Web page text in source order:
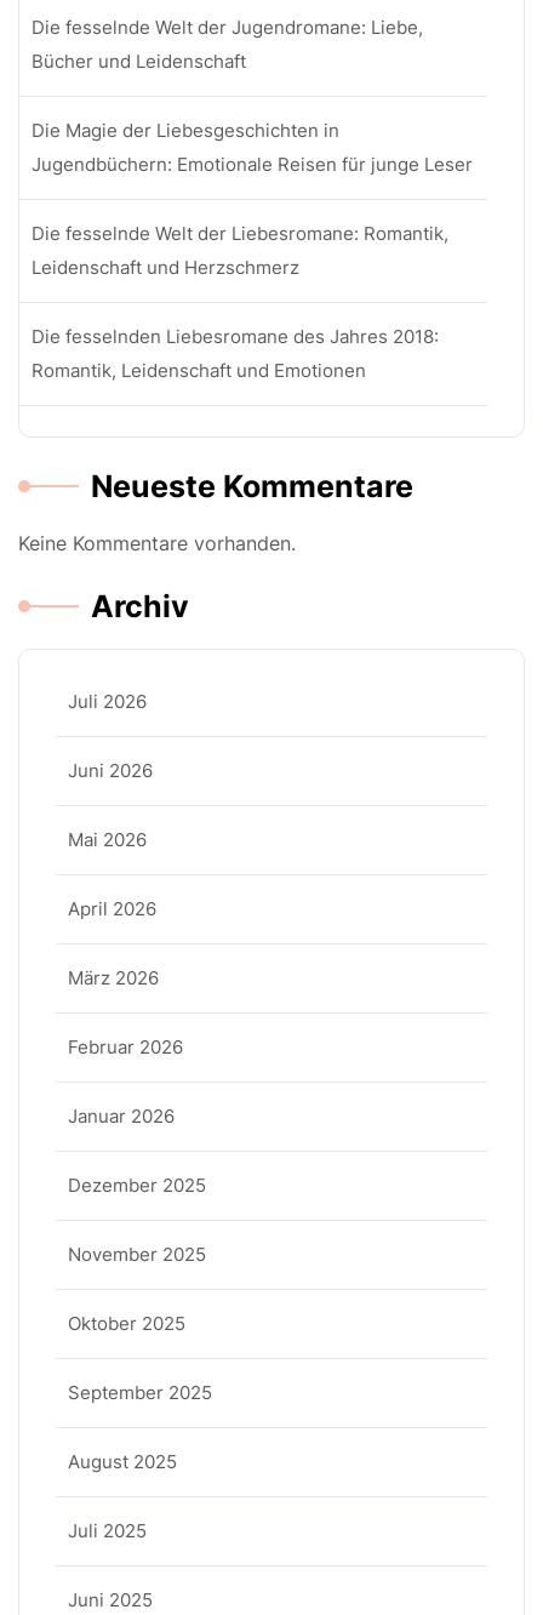
Die fesselnde Welt der Jugendromane: Liebe,
Bücher und Leidenschaft
Die Magie der Liebesgeschichten in
Jugendbüchern: Emotionale Reisen für junge Leser
Die fesselnde Welt der Liebesromane: Romantik,
Leidenschaft und Herzschmerz
Die fesselnden Liebesromane des Jahres 2018:
Romantik, Leidenschaft und Emotionen
Neueste Kommentare
Keine Kommentare vorhanden.
Archiv
Juli 2026
Juni 2026
Mai 2026
April 2026
März 2026
Februar 2026
Januar 2026
Dezember 2025
November 2025
Oktober 2025
September 2025
August 2025
Juli 2025
Juni 2025